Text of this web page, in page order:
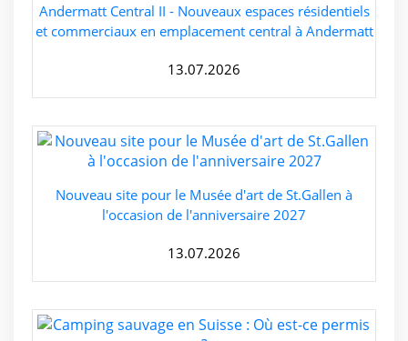
Andermatt Central II - Nouveaux espaces résidentiels
et commerciaux en emplacement central à Andermatt
13.07.2026
Nouveau site pour le Musée d'art de St.Gallen à
l'occasion de l'anniversaire 2027
13.07.2026